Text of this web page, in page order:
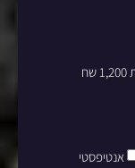
שוק טלה שלם בתנור (כ-4 ק”ג) *בתוספת 1,200 שח
אנטיפסטי